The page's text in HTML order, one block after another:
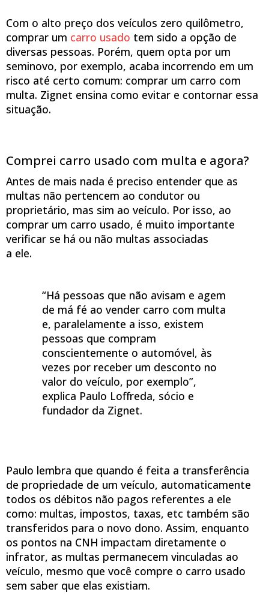
Com o alto preço dos veículos zero quilômetro,
comprar um carro usado tem sido a opção de
diversas pessoas. Porém, quem opta por um
seminovo, por exemplo, acaba incorrendo em um
risco até certo comum: comprar um carro com
multa. Zignet ensina como evitar e contornar essa
situação.
Comprei carro usado com multa e agora?
Antes de mais nada é preciso entender que as
multas não pertencem ao condutor ou
proprietário, mas sim ao veículo. Por isso, ao
comprar um carro usado, é muito importante
verificar se há ou não multas associadas
a ele.
“Há pessoas que não avisam e agem
de má fé ao vender carro com multa
e, paralelamente a isso, existem
pessoas que compram
conscientemente o automóvel, às
vezes por receber um desconto no
valor do veículo, por exemplo”,
explica Paulo Loffreda, sócio e
fundador da Zignet.
Paulo lembra que quando é feita a transferência
de propriedade de um veículo, automaticamente
todos os débitos não pagos referentes a ele
como: multas, impostos, taxas, etc também são
transferidos para o novo dono. Assim, enquanto
os pontos na CNH impactam diretamente o
infrator, as multas permanecem vinculadas ao
veículo, mesmo que você compre o carro usado
sem saber que elas existiam.